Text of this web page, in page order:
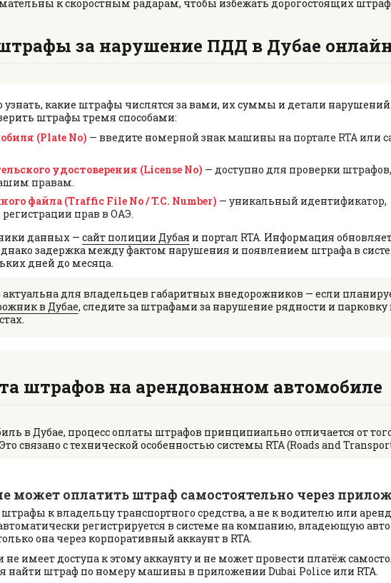
MAZDA TOYOTA
к скоростным радарам, чтобы избежать дорогостоящих
за нарушение ПДД в Дубае
узнать, какие штрафы числятся за вами, их суммы и детали
штрафы тремя способами:
(Plate No) — введите номерной знак машины на портале RTA или
удостоверения (License No) — доступно для проверки штрафов,
правам.
файла (Traffic File No / T.C. Number) — уникальный идентификатор,
прав в ОАЭ.
данных — сайт полиции Дубая и портал RTA. Информация
задержка между фактом нарушения и появлением штрафа в
дней до месяца.
актуальна для владельцев габаритных внедорожников — если
в Дубае, следите за штрафами за нарушение рядности и парковку
штрафов на арендованном автомобиле
в Дубае, процесс оплаты штрафов принципиально отличается от
связано с технической особенностью системы RTA (Roads and
может оплатить штраф самостоятельно через
к владельцу транспортного средства, а не к водителю или
регистрируется в системе на компанию, владеющую
она через корпоративный аккаунт в RTA.
не имеет доступа к этому аккаунту и не может провести платёж
найти штраф по номеру машины в приложении Dubai Police или RTA.